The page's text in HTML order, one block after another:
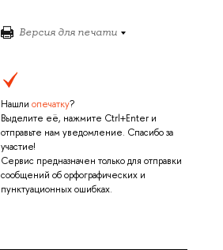
Версия для печати
Нашли опечатку?
Выделите её, нажмите Ctrl+Enter и
отправьте нам уведомление. Спасибо за
участие!
Сервис предназначен только для отправки
сообщений об орфографических и
пунктуационных ошибках.